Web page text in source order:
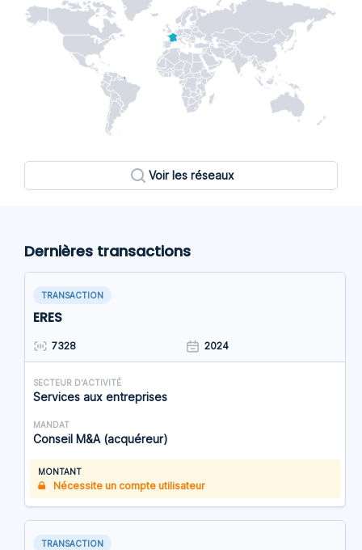
Voir les réseaux
Dernières transactions
TRANSACTION
ERES
7328 2024
SECTEUR D'ACTIVITÉ
Services aux entreprises
MANDAT
Conseil M&A (acquéreur)
MONTANT
Nécessite un compte utilisateur
TRANSACTION